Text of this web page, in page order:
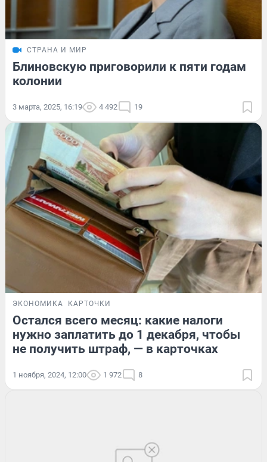
СТРАНА И МИР
Блиновскую приговорили к пяти годам
колонии
3 марта, 2025, 16:19 4 492 19
ЭКОНОМИКА КАРТОЧКИ
Остался всего месяц: какие налоги
нужно заплатить до 1 декабря, чтобы
не получить штраф, — в карточках
1 ноября, 2024, 12:00 1 972 8